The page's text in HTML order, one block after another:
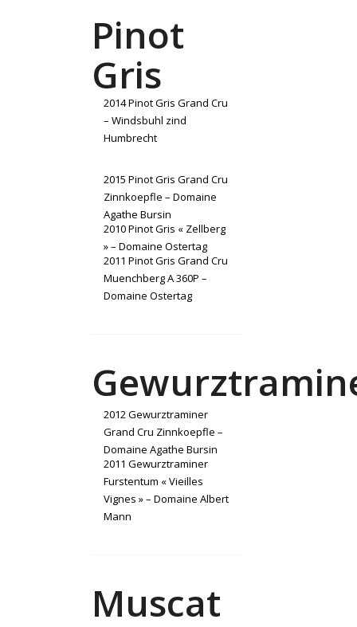
Pinot
Gris
2014 Pinot Gris Grand Cru
– Windsbuhl zind
Humbrecht
2015 Pinot Gris Grand Cru
Zinnkoepfle – Domaine
Agathe Bursin
2010 Pinot Gris « Zellberg
» – Domaine Ostertag
2011 Pinot Gris Grand Cru
Muenchberg A 360P –
Domaine Ostertag
2012 Gewurztraminer
Grand Cru Zinnkoepfle –
Domaine Agathe Bursin
2011 Gewurztraminer
Furstentum « Vieilles
Vignes » – Domaine Albert
Mann
Muscat